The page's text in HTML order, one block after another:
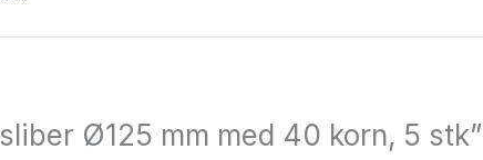
Ø125 mm med 40 korn, 5 stk”